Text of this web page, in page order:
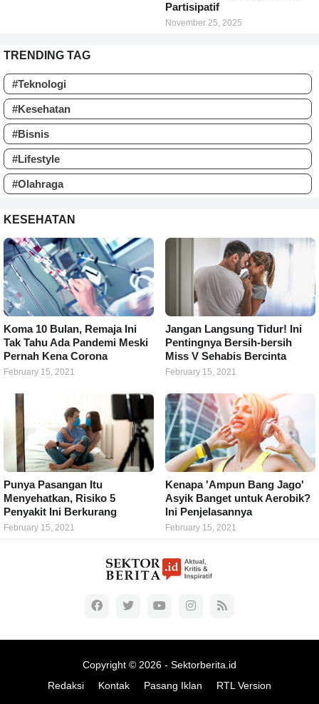
Partisipatif
November 25, 2025
TRENDING TAG
#Teknologi
#Kesehatan
#Bisnis
#Lifestyle
#Olahraga
KESEHATAN
Koma 10 Bulan, Remaja Ini
Tak Tahu Ada Pandemi Meski
Pernah Kena Corona
February 15, 2021
Jangan Langsung Tidur! Ini
Pentingnya Bersih-bersih
Miss V Sehabis Bercinta
February 15, 2021
Punya Pasangan Itu
Menyehatkan, Risiko 5
Penyakit Ini Berkurang
February 15, 2021
Kenapa 'Ampun Bang Jago'
Asyik Banget untuk Aerobik?
Ini Penjelasannya
February 15, 2021
Copyright © 2026 - Sektorberita.id
Redaksi
Kontak Pasang Iklan RTL Version